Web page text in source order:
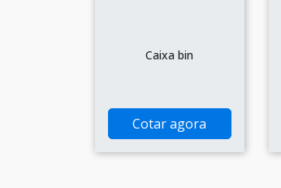
Caixa bin
Cotar agora